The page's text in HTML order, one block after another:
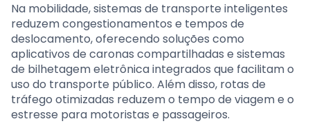
Na mobilidade, sistemas de transporte inteligentes
reduzem congestionamentos e tempos de
deslocamento, oferecendo soluções como
aplicativos de caronas compartilhadas e sistemas
de bilhetagem eletrônica integrados que facilitam o
uso do transporte público. Além disso, rotas de
tráfego otimizadas reduzem o tempo de viagem e o
estresse para motoristas e passageiros.